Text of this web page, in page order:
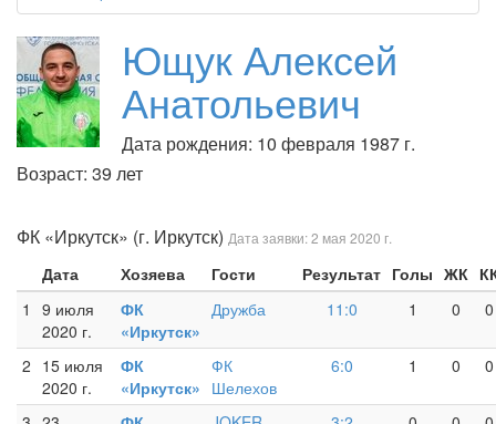
Ющук Алексей
Анатольевич
Дата рождения: 10 февраля 1987 г.
Возраст: 39 лет
ФК «Иркутск» (г. Иркутск) Дата заявки: 2 мая 2020 г.
Дата Хозяева Гости Результат Голы ЖК
1
9 июля
2020 г.
ФК
«Иркутск»
Дружба 11:0 1 0 0
2 15 июля
2020 г.
ФК
«Иркутск»
ФК
Шелехов
6:0 1 0 0